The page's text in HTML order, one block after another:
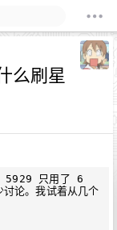
么刷星
只用了 6
论。我试着从几个